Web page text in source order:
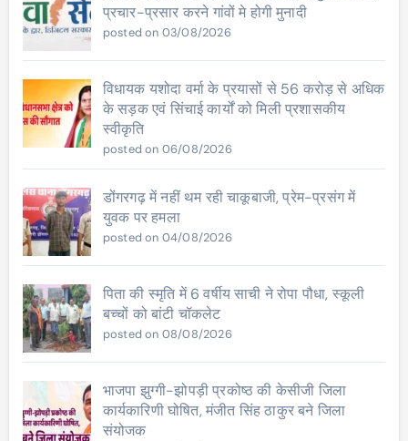
प्रचार-प्रसार करने गांवों मे होगी मुनादी
posted on 03/08/2026
विधायक यशोदा वर्मा के प्रयासों से 56 करोड़ से अधिक
के सड़क एवं सिंचाई कार्यों को मिली प्रशासकीय
स्वीकृति
posted on 06/08/2026
डोंगरगढ़ में नहीं थम रही चाकूबाजी, प्रेम-प्रसंग में
युवक पर हमला
posted on 04/08/2026
पिता की स्मृति में 6 वर्षीय साची ने रोपा पौधा, स्कूली
बच्चों को बांटी चॉकलेट
posted on 08/08/2026
भाजपा झुग्गी-झोपड़ी प्रकोष्ठ की केसीजी जिला
कार्यकारिणी घोषित, मंजीत सिंह ठाकुर बने जिला
संयोजक